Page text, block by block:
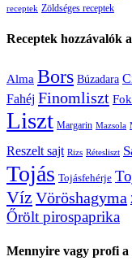
receptek Zöldséges receptek
Receptek hozzávalók
Alma Bors Búzadara
Fahéj Finomliszt
Liszt Margarin Mazsola
Reszelt sajt Rizs Rétesliszt
Tojás Tojásfehérje
Víz Vöröshagyma
Őrölt pirospaprika
Mennyire vagy profi a